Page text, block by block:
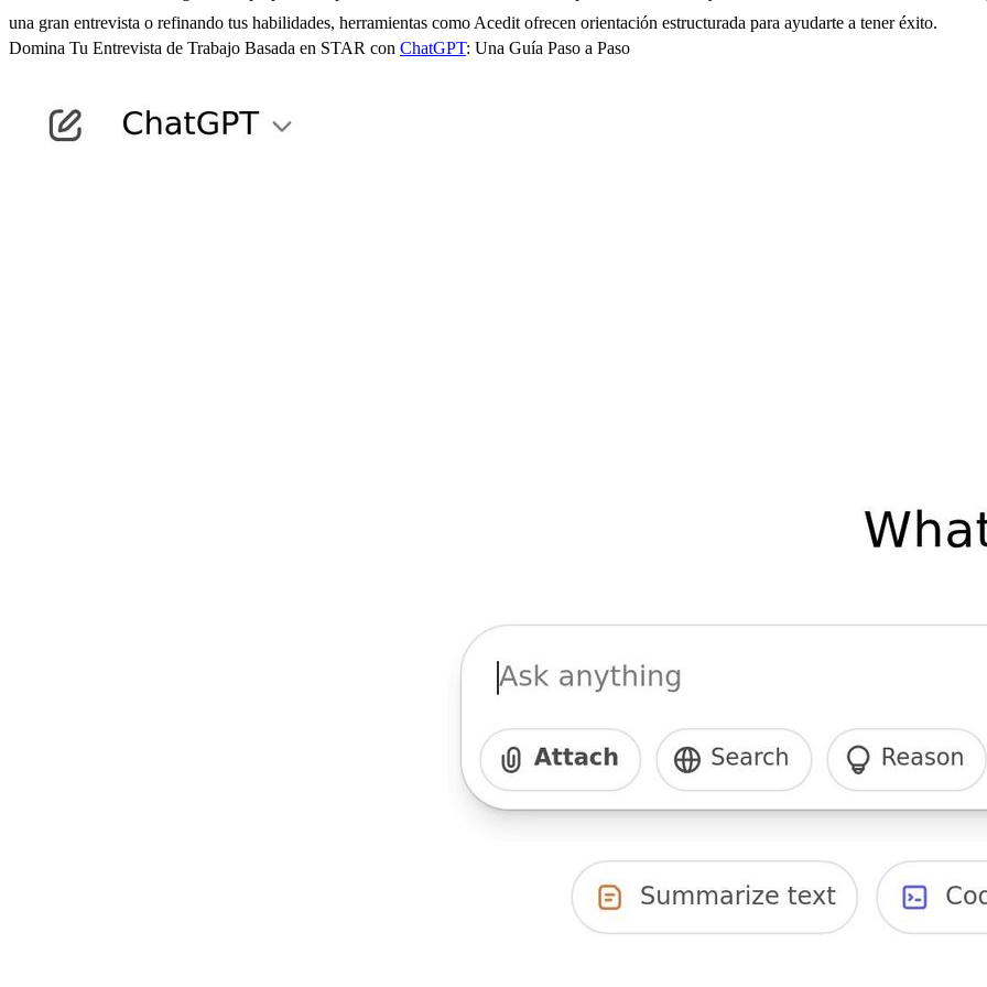
una gran entrevista o refinando tus habilidades, herramientas como Acedit ofrecen orientación estructurada para ayudarte a tener éxito.
Domina Tu Entrevista de Trabajo Basada en STAR con ChatGPT: Una Guía Paso a Paso